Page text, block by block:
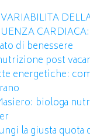
di benessere
post
energetiche:
biologa
la giusta quota